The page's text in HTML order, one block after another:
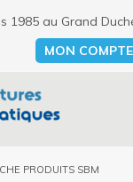
1985 au Grand
Select your language
MON COMPTE
PRODUITS SBM